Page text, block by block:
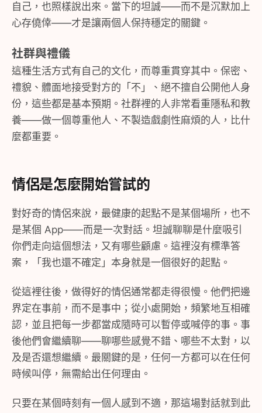
自己，也照樣說出來。當下的坦誠——而不是沉默加上
心存僥倖——才是讓兩個人保持穩定的關鍵。
社群與禮儀
這種生活方式有自己的文化，而尊重貫穿其中。保密、
禮貌、體面地接受對方的「不」、絕不擅自公開他人身
份，這些都是基本預期。社群裡的人非常看重隱私和教
養——做一個尊重他人、不製造戲劇性麻煩的人，比什
麼都重要。
情侶是怎麼開始嘗試的
對好奇的情侶來說，最健康的起點不是某個場所，也不
是某個 App——而是一次對話。坦誠聊聊是什麼吸引
你們走向這個想法，又有哪些顧慮。這裡沒有標準答
案，「我也還不確定」本身就是一個很好的起點。
從這裡往後，做得好的情侶通常都走得很慢。他們把邊
界定在事前，而不是事中；從小處開始，頻繁地互相確
認，並且把每一步都當成隨時可以暫停或喊停的事。事
後他們會繼續聊——聊哪些感覺不錯、哪些不太對，以
及是否還想繼續。最關鍵的是，任何一方都可以在任何
時候叫停，無需給出任何理由。
只要在某個時刻有一個人感到不適，那這場對話就到此